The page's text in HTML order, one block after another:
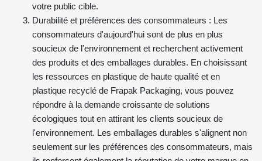
votre public cible.
Durabilité et préférences des consommateurs : Les
consommateurs d'aujourd'hui sont de plus en plus
soucieux de l'environnement et recherchent activement
des produits et des emballages durables. En choisissant
les ressources en plastique de haute qualité et en
plastique recyclé de Frapak Packaging, vous pouvez
répondre à la demande croissante de solutions
écologiques tout en attirant les clients soucieux de
l'environnement. Les emballages durables s'alignent non
seulement sur les préférences des consommateurs, mais